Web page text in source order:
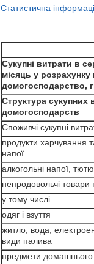
Статистична
Сукупні витрати в
місяць у розрахунку
домогосподарство,
Структура сукупних
домогосподарств
Споживчі сукупні
продукти харчування
напої
алкогольні напої,
непродовольчі товари
у тому числі
одяг і взуття
житло, вода,
види палива
предмети домашнього